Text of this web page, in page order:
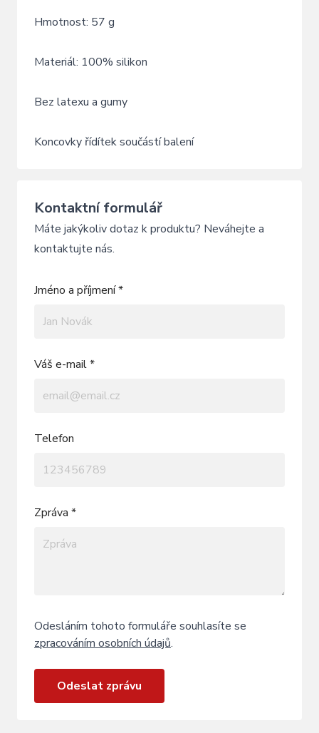
Hmotnost: 57 g
Materiál: 100% silikon
Bez latexu a gumy
Koncovky řídíteksoučástíbalení
Kontaktní formulář
Máte jakýkoliv dotaz k produktu? Neváhejte a
kontaktujte nás.
Jméno a příjmení *
Váš e-mail *
Telefon
Zpráva *
Odesláním tohoto formuláře souhlasíte se
zpracováním osobních údajů.
Odeslat zprávu